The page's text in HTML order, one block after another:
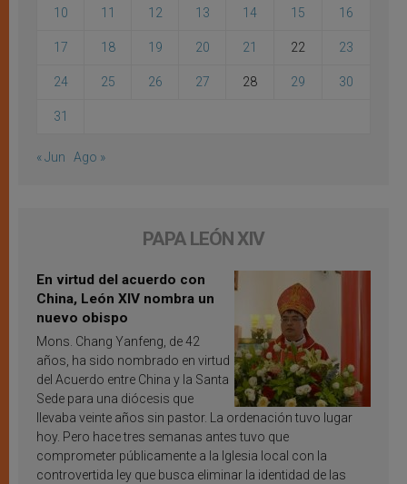
10 11 12 13 14 15 16
17 18 19 20 21 22 23
24 25 26 27 28 29 30
31
« Jun Ago »
PAPA LEÓN XIV
En virtud del acuerdo con
China, León XIV nombra un
nuevo obispo
Mons. Chang Yanfeng, de 42
años, ha sido nombrado en virtud
del Acuerdo entre China y la Santa
Sede para una diócesis que
llevaba veinte años sin pastor. La ordenación tuvo lugar
hoy. Pero hace tres semanas antes tuvo que
comprometer públicamente a la Iglesia local con la
controvertida ley que busca eliminar la identidad de las